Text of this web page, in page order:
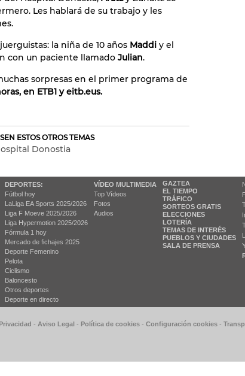
Les hablará de su trabajo y les
la niña de 10 años Maddi y el
con un paciente llamado Julian.
sorpresas en el primer programa de
en ETB1 y eitb.eus.
ESTOS OTROS TEMAS
Donostia
DEPORTES:
Fútbol hoy
LaLiga EA Sports 2025/2026
Liga F Moeve 2025/2026
Liga Hypermotion 2025/2026
Fórmula 1 hoy
Mercado de fichajes 2025
Deporte Femenino
Pelota
Ciclismo
Baloncesto
Otros deportes
Deporte en directo
VÍDEO MULTIMEDIA
Top Vídeos
Fotos
Audios
GAZTEA
EL TIEMPO
TRÁFICO
SORTEOS GRATIS
ELECCIONES
LOTERÍA
TEMAS DE INTERÉS
PUEBLOS Y CIUDADES
SALA DE PRENSA
- Aviso Legal - Política de cookies - Configuración cookies -